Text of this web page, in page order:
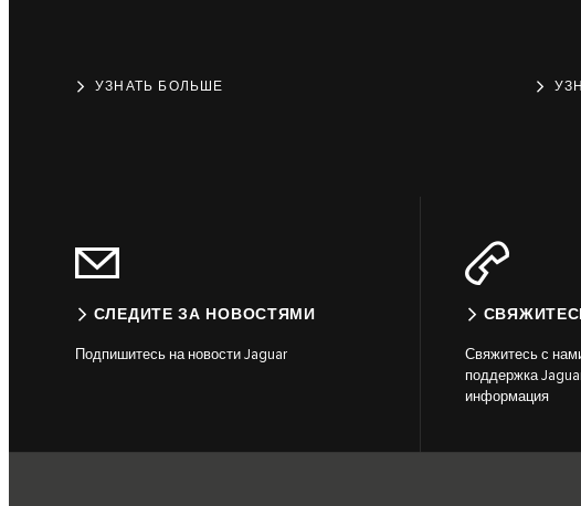
УЗНАТЬ БОЛЬШЕ
СЛЕДИТЕ ЗА НОВОСТЯМИ
Подпишитесь на новости Jaguar
Свяжитесь с
поддержка
информация